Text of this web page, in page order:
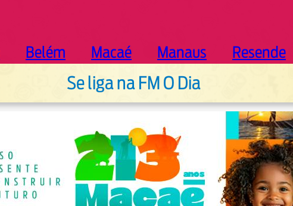
Belém Macaé Manaus Resende
Se liga na FM O Dia